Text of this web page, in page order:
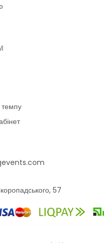
темпу
57
Умови